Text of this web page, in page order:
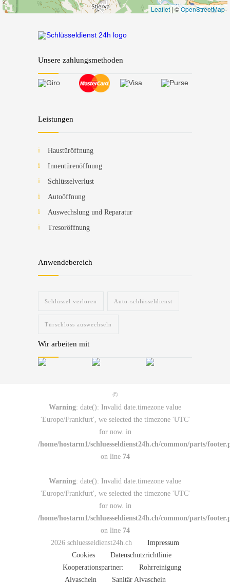
Leaflet | ©OpenStreetMap
Unsere zahlungsmethoden
Leistungen
Haustüröffnung
Innentürenöffnung
Schlüsselverlust
Autoöffnung
Auswechslung und Reparatur
Tresoröffnung
Anwendebereich
Schlüssel verloren Auto-schlüsseldienst
Türschloss auswechseln
Wir arbeiten mit
©
Warning: date(): Invalid date.timezone value
'Europe/Frankfurt', we selected the timezone 'UTC'
for now. in
/home/hostarm1/schluesseldienst24h.ch/common/parts/
on line 74
Warning: date(): Invalid date.timezone value
'Europe/Frankfurt', we selected the timezone 'UTC'
for now. in
/home/hostarm1/schluesseldienst24h.ch/common/parts/
on line 74
2026 schluesseldienst24h.ch
Impressum
Cookies
Datenschutzrichtlinie
Kooperationspartner:
Rohrreinigung
Alvaschein
Sanitär Alvaschein